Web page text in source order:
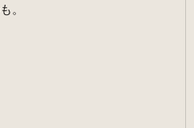
。